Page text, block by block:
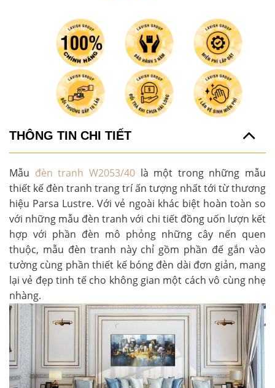
THÔNG TIN CHI TIẾT
Mẫu đèn tranh W2053/40là một trong những mẫu
thiết kế đèn tranh trang trí ấn tượng nhất tới từ thương
hiệu Parsa Lustre. Với vẻ ngoài khác biệt hoàn toàn so
với những mẫu đèn tranh với chi tiết đồng uốn lượn kết
hợp với phần đèn mô phỏng những cây nến quen
thuộc, mẫu đèn tranh này chỉ gồm phần đế gắn vào
tường cùng phần thiết kế bóng đèn dài đơn giản, mang
lại vẻ đẹp tinh tế cho không gian một cách vô cùng nhẹ
nhàng.